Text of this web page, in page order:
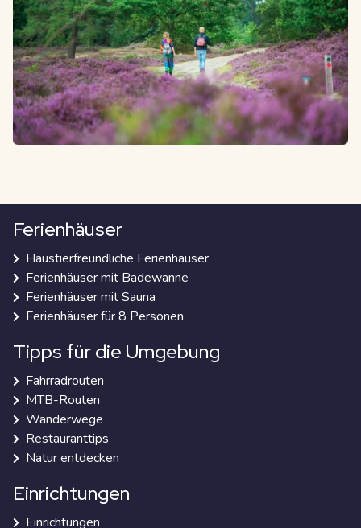
Ferienhäuser
Haustierfreundliche Ferienhäuser
Ferienhäuser mit Badewanne
Ferienhäuser mit Sauna
Ferienhäuser für 8 Personen
Tipps für die Umgebung
Fahrradrouten
MTB-Routen
Wanderwege
Restauranttips
Natur entdecken
Einrichtungen
Einrichtungen